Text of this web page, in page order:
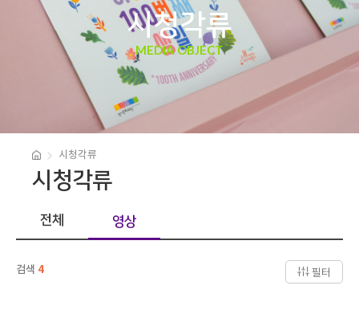
시청각류
MEDIA OBJECT
시청각류
시청각류
전체 영상
검색 4 필터